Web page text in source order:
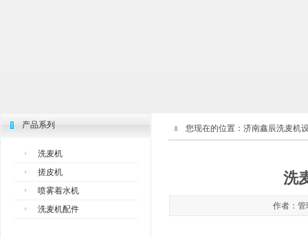
产品系列
洗麦机
搓皮机
喷雾着水机
洗麦机配件
您现在的位置： 济南鑫辰洗麦机
洗
作者：